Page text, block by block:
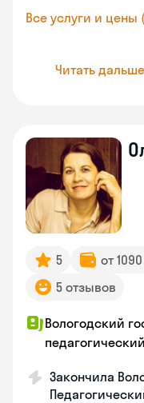
Все услуги и цены
Читать дальше
5 от
5 отзывов
Вологодский
Закончила